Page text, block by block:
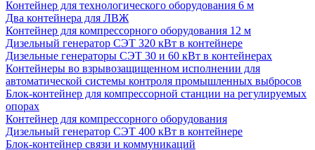
Контейнер для технологического оборудования 6 м
Два контейнера для ЛВЖ
Контейнер для компрессорного оборудования 12 м
Дизельный генератор СЭТ 320 кВт в контейнере
Дизельные генераторы СЭТ 30 и 60 кВт в контейнерах
Контейнеры во взрывозащищенном исполнении для
автоматической системы контроля промышленных выбросов
Блок-контейнер для компрессорной станции на регулируемых
опорах
Контейнер для компрессорного оборудования
Дизельный генератор СЭТ 400 кВт в контейнере
Блок-контейнер связи и коммуникаций